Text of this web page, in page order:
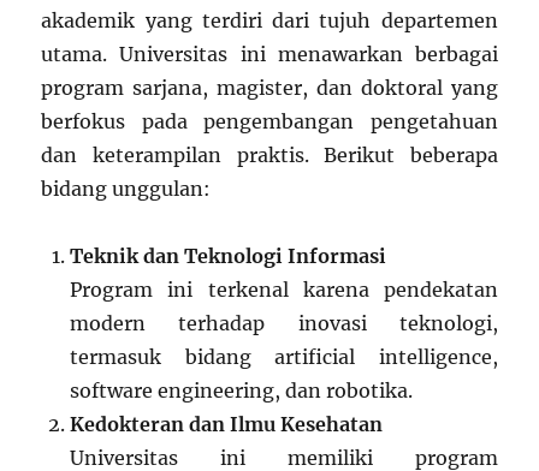
akademik yang terdiri dari tujuh departemen
utama. Universitas ini menawarkan berbagai
program sarjana, magister, dan doktoral yang
berfokus pada pengembangan pengetahuan
dan keterampilan praktis. Berikut beberapa
bidang unggulan:
Teknik dan Teknologi Informasi
Program ini terkenal karena pendekatan
modern terhadap inovasi teknologi,
termasuk bidang artificial intelligence,
software engineering, dan robotika.
Kedokteran dan Ilmu Kesehatan
Universitas ini memiliki program